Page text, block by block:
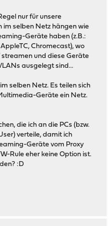
nur für unsere
im selben Netz hängen wie
Geräte haben (z.B.:
Chromecast), wo
und diese Geräte
ausgelegt sind...
selben Netz. Es teilen sich
Geräte ein Netz.
die ich an die PCs (bzw.
verteile, damit ich
Geräte vom Proxy
Rule eher keine Option ist.
:D